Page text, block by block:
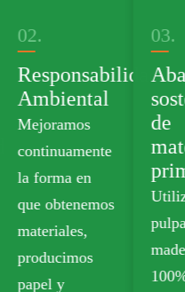
en
sostenible
de
materias
primas
Utilizamos
madera virgen